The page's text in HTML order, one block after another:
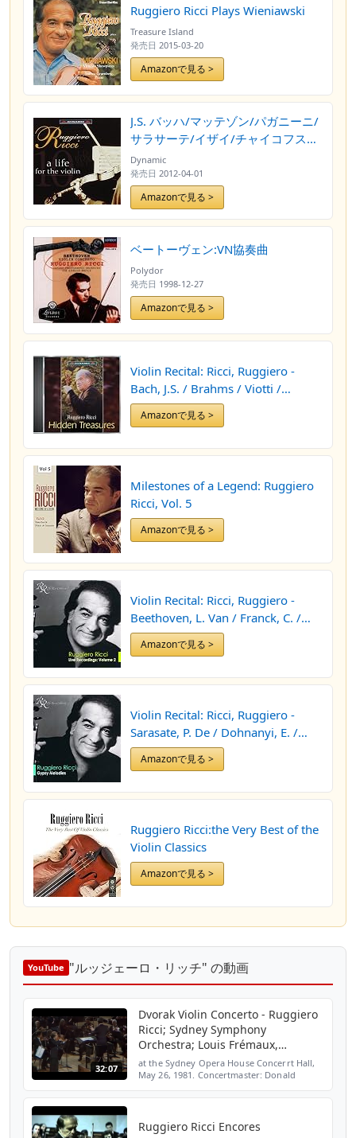
Ruggiero Ricci Plays Wieniawski
Treasure Island
発売日 2015-03-20
Amazonで見る >
J.S. バッハ/マッテゾン/パガニーニ/
サラサーテ/イザイ/チャイコフスキ
ー:ヴァイオリン・リサイタル(リッ
チ)
Dynamic
発売日 2012-04-01
Amazonで見る >
ベートーヴェン:VN協奏曲
Polydor
発売日 1998-12-27
Amazonで見る >
Violin Recital: Ricci, Ruggiero -
Bach, J.S. / Brahms / Viotti /
Rossini / Strauss, R. / Paganini /
Chopin (Hidden Treasures)
Amazonで見る >
Milestones of a Legend: Ruggiero
Ricci, Vol. 5
Amazonで見る >
Violin Recital: Ricci, Ruggiero -
Beethoven, L. Van / Franck, C. /
Arnold, M. / Bull, O.B. / Liszt, F.
Amazonで見る >
Violin Recital: Ricci, Ruggiero -
Sarasate, P. De / Dohnanyi, E. /
Rachmaninov, S. / Kreisler, F. /
Ravel, M. / Ernst, H.W. (Gypsy
Amazonで見る >
Ruggiero Ricci:the Very Best of the
Violin Classics
Amazonで見る >
YouTube "ルッジェーロ・リッチ" の動画
32:07
Dvorak Violin Concerto - Ruggiero
Ricci; Sydney Symphony
Orchestra; Louis Frémaux,
conductor
at the Sydney Opera House Concerrt Hall,
May 26, 1981. Concertmaster: Donald
Ruggiero Ricci Encores